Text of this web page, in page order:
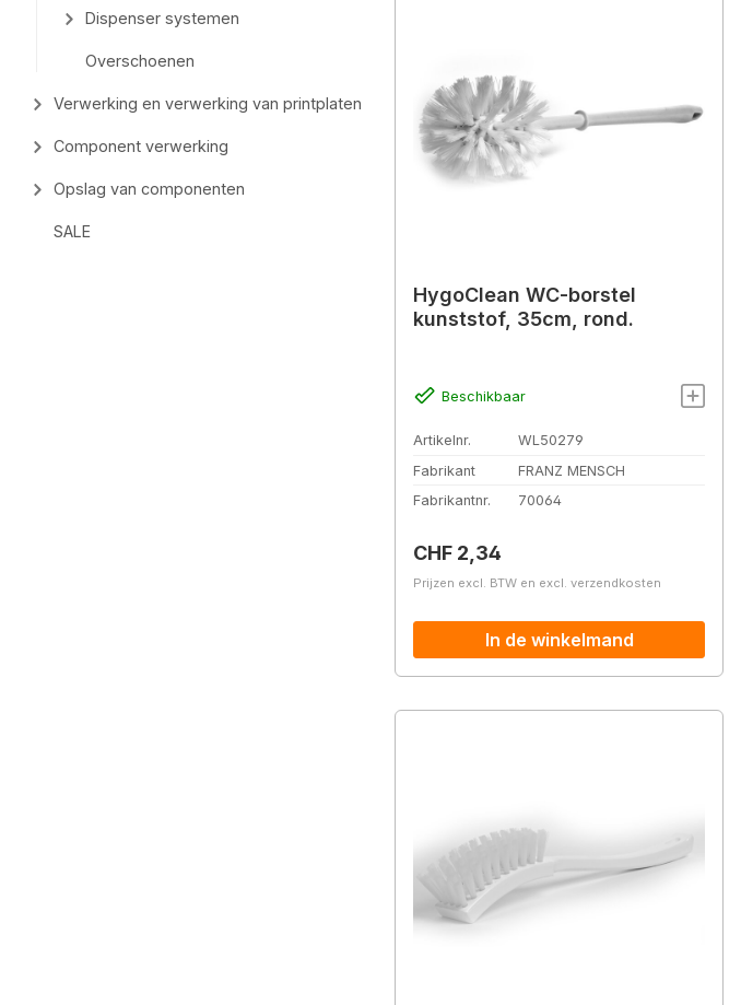
Dispenser systemen
Overschoenen
Verwerking en verwerking van printplaten
Component verwerking
Opslag van componenten
SALE
HygoClean WC-borstel
kunststof, 35cm, rond.
Beschikbaar
Artikelnr.
WL50279
Fabrikant
FRANZ MENSCH
Fabrikantnr.
70064
Normale prijs:
CHF 2,34
Prijzen excl. BTW en excl. verzendkosten
In de winkelmand